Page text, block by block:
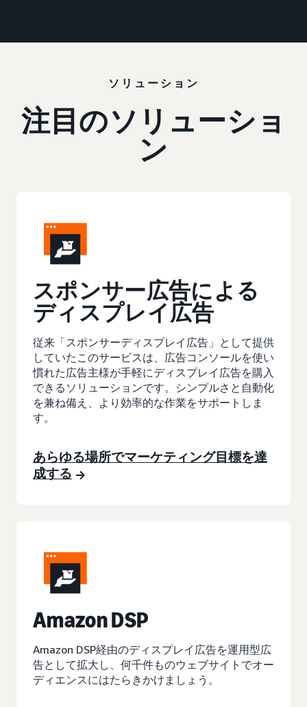
ソリューション
注目のソリューショ
ン
スポンサー広告による
ディスプレイ広告
従来「スポンサーディスプレイ広告」として提供
していたこのサービスは、広告コンソールを使い
慣れた広告主様が手軽にディスプレイ広告を購入
できるソリューションです。シンプルさと自動化
を兼ね備え、より効率的な作業をサポートしま
す。
あらゆる場所でマーケティング目標を達
成する
Amazon DSP
Amazon DSP経由のディスプレイ広告を運用型広
告として拡大し、何千件ものウェブサイトでオー
ディエンスにはたらきかけましょう。